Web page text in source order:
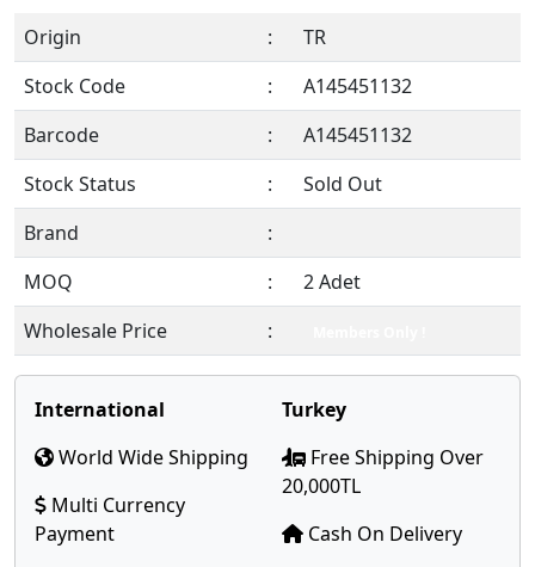
Origin :
TR
Stock Code
:
A145451132
Barcode
:
A145451132
Stock Status
:
Sold Out
Brand
:
MOQ
:
2 Adet
Wholesale Price
:
International
World Wide Shipping
Multi Currency
Payment
Turkey
Free Shipping Over
20,000TL
Cash On Delivery